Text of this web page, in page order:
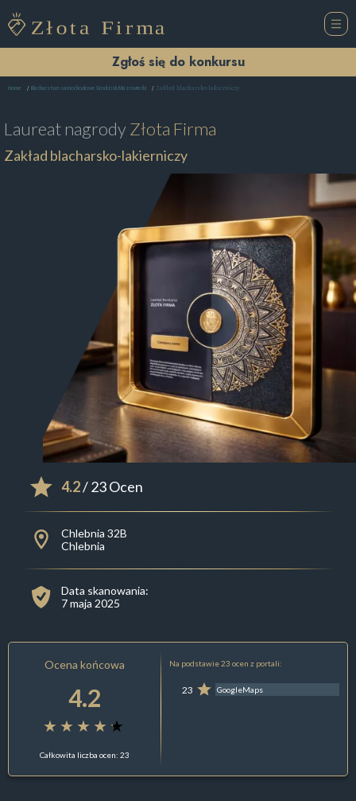
Zgłoś się do konkursu
Home Blacharstwo samochodowe Grodzisk Mazowiecki Zakład blacharsko-lakierniczy
Laureat nagrodyZłota Firma
Zakład blacharsko-lakierniczy
4.2/ 23 Ocen
Chlebnia 32B
Chlebnia
Data skanowania:
7 maja 2025
Ocena końcowa
4.2
Całkowita liczba ocen: 23
Na podstawie 23 ocen z portali:
23 GoogleMaps